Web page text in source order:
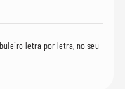
letra por letra, no seu